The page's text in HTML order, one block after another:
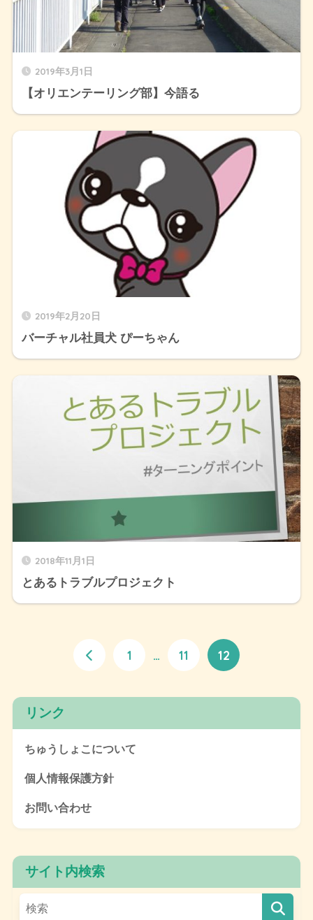
2019年3月1日
【オリエンテーリング部】今語る
2019年2月20日
バーチャル社員犬 ぴーちゃん
2018年11月1日
とあるトラブルプロジェクト
1 … 11 12
リンク
ちゅうしょこについて
個人情報保護方針
お問い合わせ
サイト内検索